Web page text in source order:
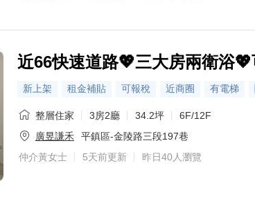
近66快速道路💖三大房兩衛浴
新上架 租金補貼 可報稅 近商圈 有電梯
整層住家 3房2廳 34.2坪
6F/12F
廣昱謙禾
平鎮區-金陵路三段197巷
仲介黃女士
5天前更新 昨日40人瀏覽